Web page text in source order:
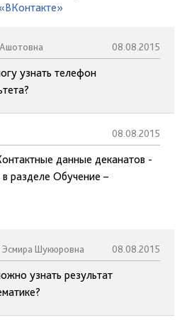
08.08.2015
узнать телефон
08.08.2015
данные деканатов -
разделе Обучение –
Эсмира Шукюровна 08.08.2015
узнать результат